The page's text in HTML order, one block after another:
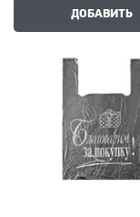
ДОБАВИТЬ